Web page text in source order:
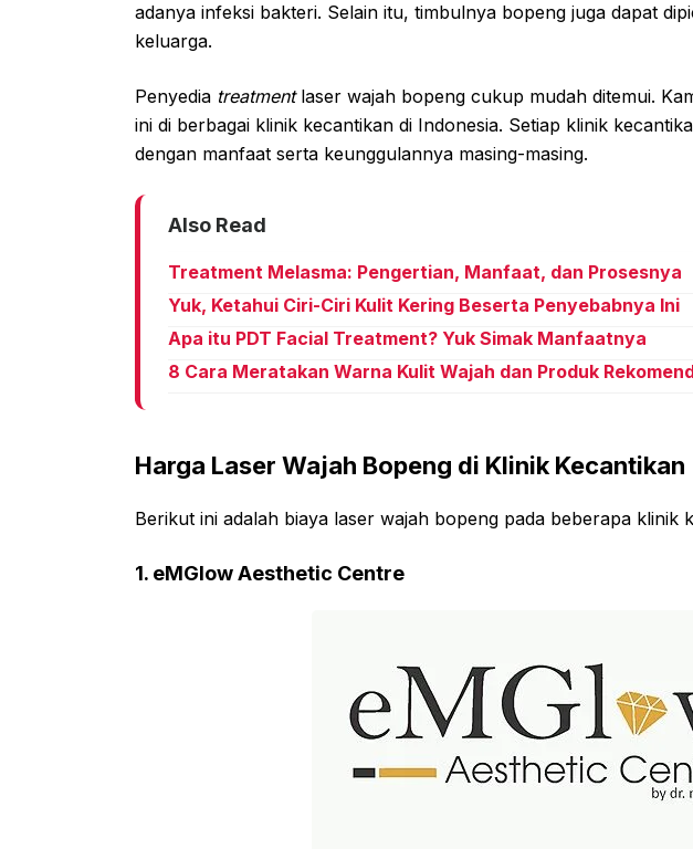
adanya infeksi bakteri. Selain itu, timbulnya bopeng juga dapat
keluarga.
Penyedia treatment laser wajah bopeng cukup mudah ditemui.
ini di berbagai klinik kecantikan di Indonesia. Setiap klinik
dengan manfaat serta keunggulannya masing-masing.
Also Read
Treatment Melasma: Pengertian, Manfaat, dan Prosesnya
Yuk, Ketahui Ciri-Ciri Kulit Kering Beserta Penyebabnya Ini
Apa itu PDT Facial Treatment? Yuk Simak Manfaatnya
8 Cara Meratakan Warna Kulit Wajah dan Produk
Harga Laser Wajah Bopeng di Klinik Kecantikan
Berikut ini adalah biaya laser wajah bopeng pada beberapa klinik
1. eMGlow Aesthetic Centre